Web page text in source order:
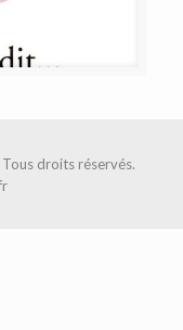
droits réservés.